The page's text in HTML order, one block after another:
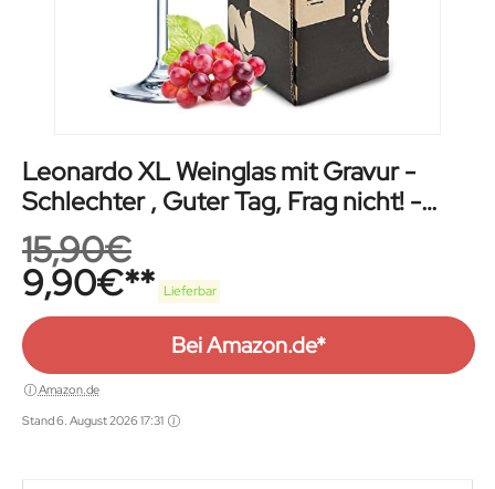
Leonardo XL Weinglas mit Gravur -
Schlechter , Guter Tag, Frag nicht! -
Lustige Geschenke - Originelles
Geburtstagsgeschenk für Männer &
Frauen - Geeignet als Rotweingläser
Weißweingläser
15,90€
9,90€ Lieferbar
Bei Amazon.de*
Amazon.de
Stand 6. August 2026 17:31